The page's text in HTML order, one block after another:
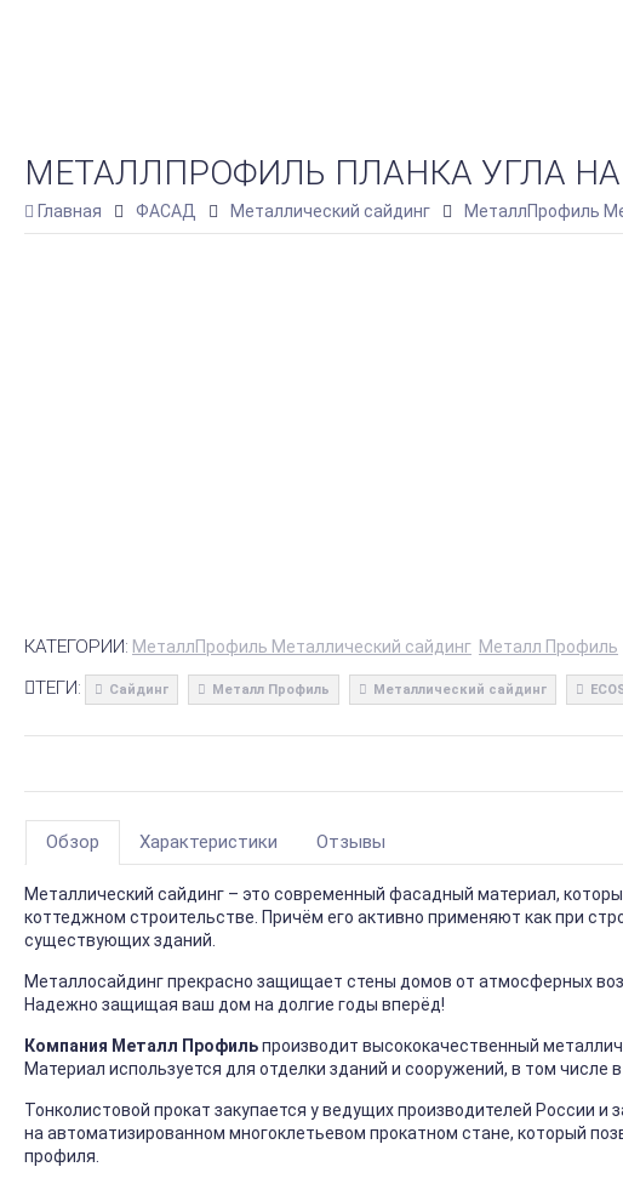
МЕТАЛЛПРОФИЛЬ ПЛАНКА УГЛА
Главная ФАСАД Металлический сайдинг МеталлПрофиль
КАТЕГОРИИ: МеталлПрофиль Металлический сайдинг Металл Профиль
ТЕГИ: Сайдинг Металл Профиль Металлический сайдинг
Обзор Характеристики Отзывы
Металлический сайдинг – это современный фасадный материал,
коттеджном строительстве. Причём его активно применяют как при
существующих зданий.
Металлосайдинг прекрасно защищает стены домов от атмосферных
Надежно защищая ваш дом на долгие годы вперёд!
Компания Металл Профильпроизводит высококачественный
Материал используется для отделки зданий и сооружений, в том числе
Тонколистовой прокат закупается у ведущих производителей России
на автоматизированном многоклетьевом прокатном стане, который
профиля.